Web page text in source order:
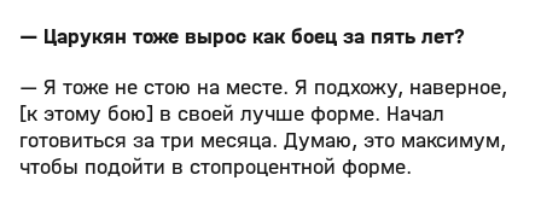
— Царукян тоже вырос как боец за пять лет?
— Я тоже не стою на месте. Я подхожу, наверное,
[к этому бою] в своей лучше форме. Начал
готовиться за три месяца. Думаю, это максимум,
чтобы подойти в стопроцентной форме.